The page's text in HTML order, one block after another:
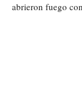
abrieron fuego